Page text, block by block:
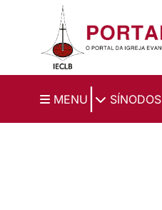
Ir para o conteúdo principal
MENU SÍNODOS